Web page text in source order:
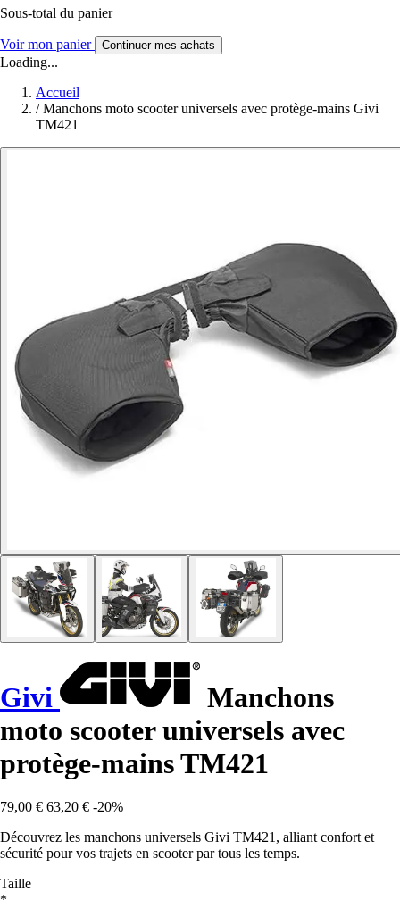
Sous-total du panier
Voir mon panier Continuer mes achats
Loading...
Accueil
/ Manchons moto scooter universels avec protège-mains Givi
TM421
Givi
Manchons
moto scooter universels avec
protège-mains TM421
79,00 € 63,20 € -20%
Découvrez les manchons universels Givi TM421, alliant confort et
sécurité pour vos trajets en scooter par tous les temps.
Taille
*